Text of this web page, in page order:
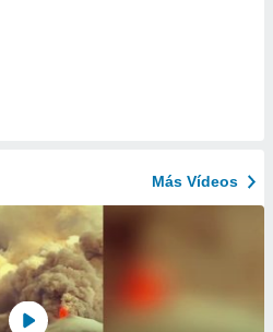
Más Vídeos